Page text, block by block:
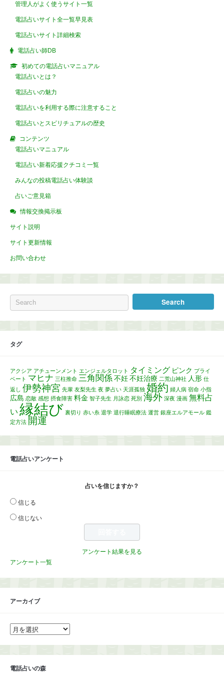
管理人がよく使うサイト一覧
電話占いサイト全一覧早見表
電話占いサイト詳細検索
電話占い師DB
初めての電話占いマニュアル
電話占いとは？
電話占いの魅力
電話占いを利用する際に注意すること
電話占いとスピリチュアルの歴史
コンテンツ
電話占いマニュアル
電話占い新着応援クチコミ一覧
みんなの投稿電話占い体験談
占いご意見箱
情報交換掲示板
サイト説明
サイト更新情報
お問い合わせ
タグ
アクシア アチューンメント エンジェルタロット タイミング ピンク プライ
ベート マヒナ 三柱推命 三角関係 不妊 不妊治療 二荒山神社 人形 仕
返し 伊勢神宮 先輩 友梨先生 夜 夢占い 天涯孤独 婚約 婦人病 宿命 小指
広島 恋敵 感想 摂食障害 料金 智子先生 月詠恋 死別 海外 深夜 漫画 無料占
い 縁結び 裏切り 赤い糸 退学 退行睡眠療法 運営 銀座エルアモール 鑑
定方法 開運
電話占いアンケート
占いを信じますか？
信じる
信じない
アンケート結果を見る
アンケート一覧
アーカイブ
ア
ー
イ
電話占いの森